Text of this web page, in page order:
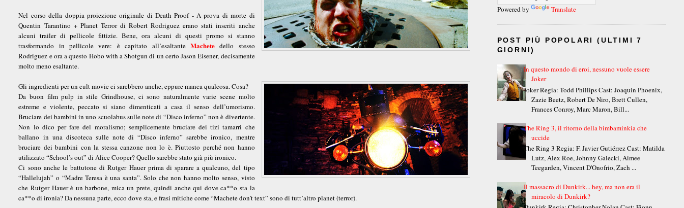
Nel corso della doppia proiezione originale di Death Proof - A prova di morte di
Quentin Tarantino + Planet Terror di Robert Rodriguez erano stati inseriti anche
alcuni trailer di pellicole fittizie. Bene, ora alcuni di questi promo si stanno
trasformando in pellicole vere: è capitato all’esaltante Machetedello stesso
Rodriguez e ora a questo Hobo with a Shotgun di un certo Jason Eisener, decisamente
molto meno esaltante.
Gli ingredienti per un cult movie ci sarebbero anche, eppure manca qualcosa. Cosa?
Da buon film pulp in stile Grindhouse, ci sono naturalmente varie scene molto
estreme e violente, peccato si siano dimenticati a casa il senso dell’umorismo.
Bruciare dei bambini in uno scuolabus sulle note di “Disco inferno” non è divertente.
Non lo dico per fare del moralismo; semplicemente bruciare dei tizi tamarri che
ballano in una discoteca sulle note di “Disco inferno” sarebbe ironico, mentre
bruciare dei bambini con la stessa canzone non lo è. Piuttosto perché non hanno
utilizzato “School’s out” di Alice Cooper? Quello sarebbe stato già più ironico.
Ci sono anche le battutone di Rutger Hauer prima di sparare a qualcuno, del tipo
“Hallelujah” o “Madre Teresa è una santa”. Solo che non hanno molto senso, visto
che Rutger Hauer è un barbone, mica un prete, quindi anche qui dove ca**o sta la
ca**o di ironia? Da nessuna parte, ecco dove sta, e frasi mitiche come “Machete don’t text” sono di tutt’altro planet (terror).
Powered by Translate
POST PIÙ POPOLARI (ULTIMI 7
GIORNI)
In questo mondo di eroi, nessuno vuole essere
Joker
Joker Regia: Todd Phillips Cast: Joaquin Phoenix,
Zazie Beetz, Robert De Niro, Brett Cullen,
Frances Conroy, Marc Maron, Bill...
The Ring 3, il ritorno della bimbaminkia che
uccide
The Ring 3 Regia: F. Javier Gutiérrez Cast: Matilda
Lutz, Alex Roe, Johnny Galecki, Aimee
Teegarden, Vincent D'Onofrio, Zach ...
Il massacro di Dunkirk... hey, ma non era il
miracolo di Dunkirk?